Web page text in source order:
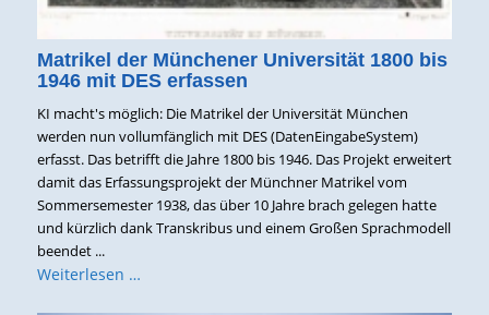
Matrikel der Münchener Universität 1800 bis
1946 mit DES erfassen
KI macht's möglich: Die Matrikel der Universität München
werden nun vollumfänglich mit DES (DatenEingabeSystem)
erfasst. Das betrifft die Jahre 1800 bis 1946. Das Projekt erweitert
damit das Erfassungsprojekt der Münchner Matrikel vom
Sommersemester 1938, das über 10 Jahre brach gelegen hatte
und kürzlich dank Transkribus und einem Großen Sprachmodell
beendet ...
Weiterlesen …